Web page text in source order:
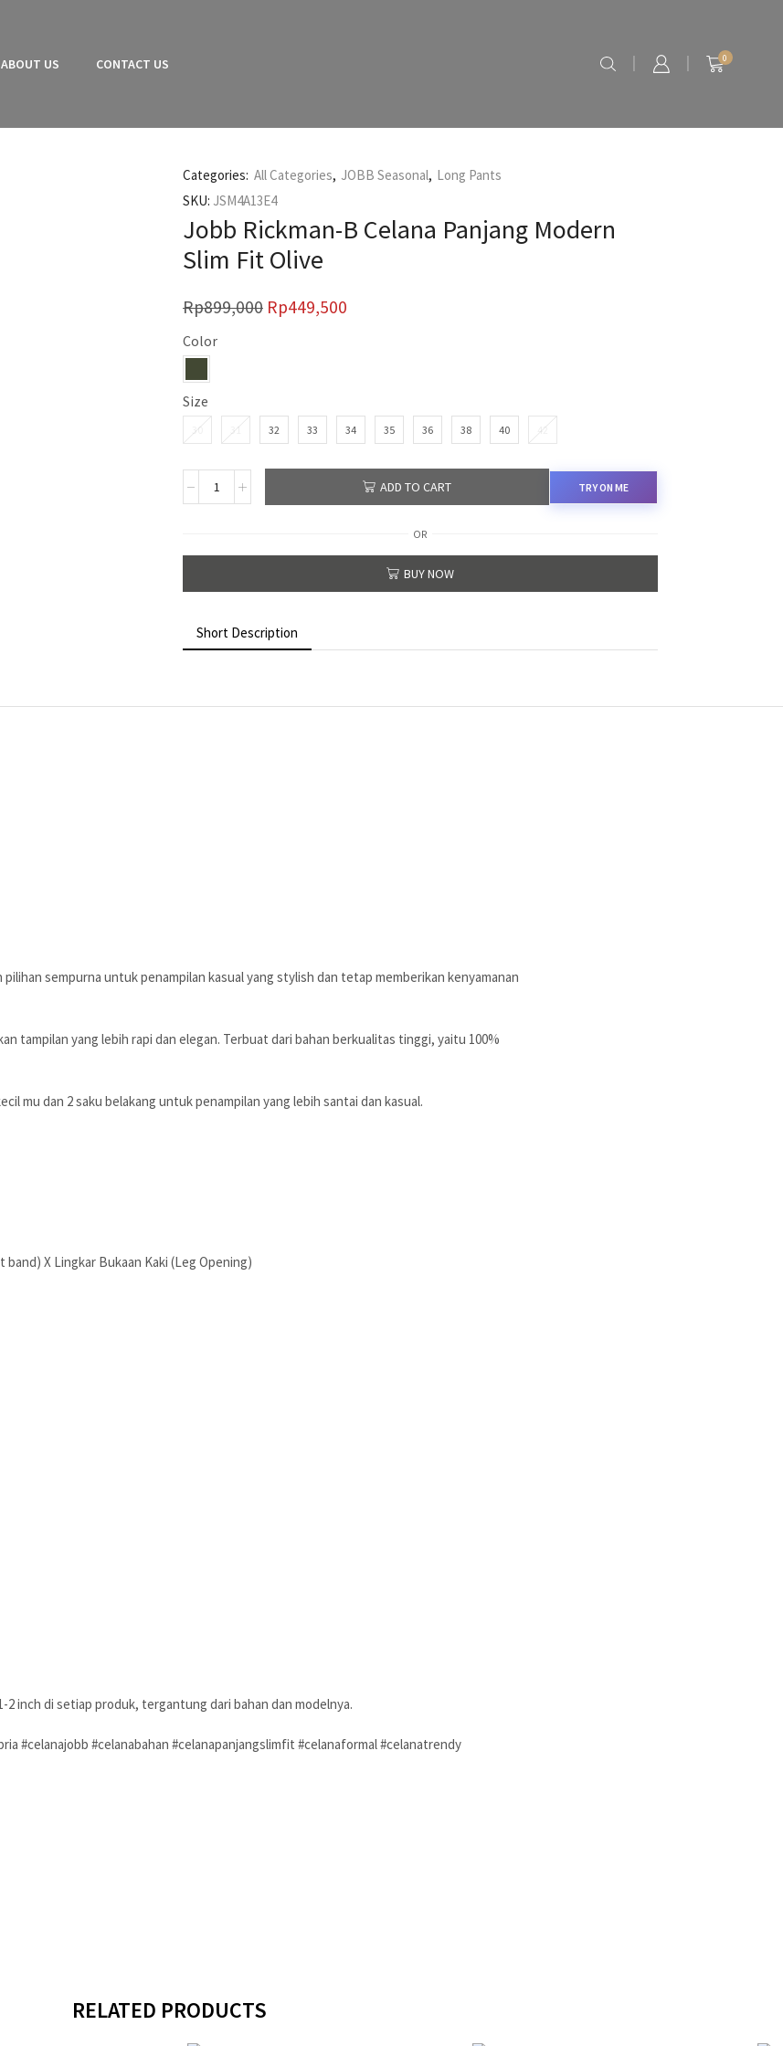
ABOUT US CONTACT US 0
Categories: All Categories, JOBB Seasonal, Long Pants
SKU: JSM4A13E4
Jobb Rickman-B Celana Panjang Modern
Slim Fit Olive
Rp899,000 Rp449,500
Color
Size
30 31 32 33 34 35 36 38 40 42
ADD TO CART TRY ON ME
OR
BUY NOW
Short Description
pilihan sempurna untuk penampilan kasual yang stylish dan tetap memberikan kenyamanan
tampilan yang lebih rapi dan elegan. Terbuat dari bahan berkualitas tinggi, yaitu 100%
mu dan 2 saku belakang untuk penampilan yang lebih santai dan kasual.
X Lingkar Bukaan Kaki (Leg Opening)
inch di setiap produk, tergantung dari bahan dan modelnya.
#celanajobb #celanabahan #celanapanjangslimfit #celanaformal #celanatrendy
RELATED PRODUCTS